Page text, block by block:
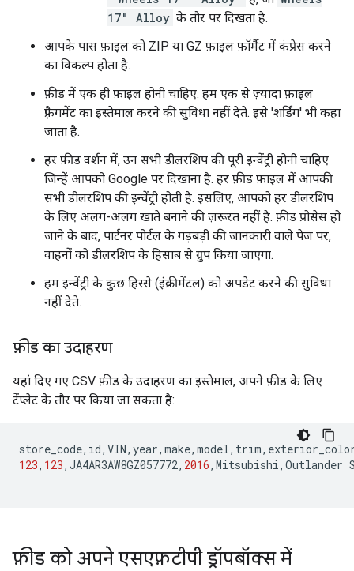
17" Alloy के तौर पर दिखता है.
आपके पास फ़ाइल को ZIP या GZ फ़ाइल फ़ॉर्मैट में कंप्रेस करने
का विकल्प होता है.
फ़ीड में एक ही फ़ाइल होनी चाहिए. हम एक से ज़्यादा फ़ाइल
फ़्रैगमेंट का इस्तेमाल करने की सुविधा नहीं देते. इसे 'शर्डिंग' भी कहा
जाता है.
हर फ़ीड वर्शन में, उन सभी डीलरशिप की पूरी इन्वेंट्री होनी चाहिए
जिन्हें आपको Google पर दिखाना है. हर फ़ीड फ़ाइल में आपकी
सभी डीलरशिप की इन्वेंट्री होती है. इसलिए, आपको हर डीलरशिप
के लिए अलग-अलग खाते बनाने की ज़रूरत नहीं है. फ़ीड प्रोसेस हो
जाने के बाद, पार्टनर पोर्टल के गड़बड़ी की जानकारी वाले पेज पर,
वाहनों को डीलरशिप के हिसाब से ग्रुप किया जाएगा.
हम इन्वेंट्री के कुछ हिस्से (इंक्रीमेंटल) को अपडेट करने की सुविधा
नहीं देते.
फ़ीड का उदाहरण
यहां दिए गए CSV फ़ीड के उदाहरण का इस्तेमाल, अपने फ़ीड के लिए
टेंप्लेट के तौर पर किया जा सकता है:
store_code, id, VIN, year, make, model, trim,
123, 123, JA4AR3AW8GZ057772, 2016, Mitsubishi, Outlander
फ़ीड को अपने एसएफ़टीपी ड्रॉपबॉक्स में